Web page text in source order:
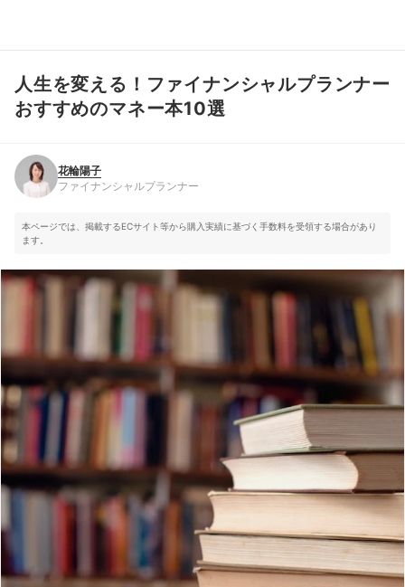
花輪陽子
ファイナンシャルプランナー
人生を変える！ファイナンシャルプランナー
おすすめのマネー本10選
花輪陽子
ファイナンシャルプランナー
本ページでは、掲載するECサイト等から購入実績に基づく手数料を受領する場合があり
ます。